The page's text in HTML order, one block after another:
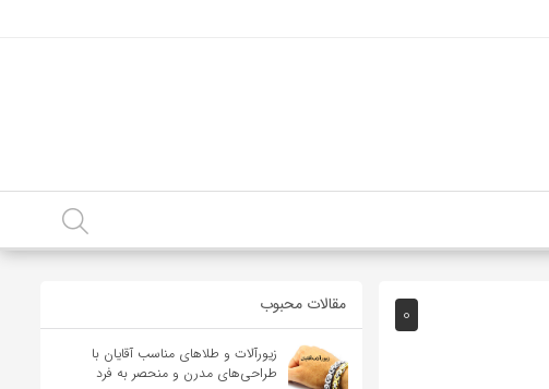
0 مقالات محبوب
زیورآلات و طلاهای مناسب آقایان با
طراحی‌های مدرن و منحصر به فرد